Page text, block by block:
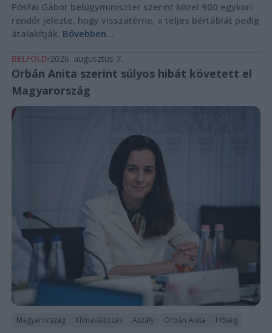
Pósfai Gábor belügyminiszter szerint közel 900 egykori
rendőr jelezte, hogy visszatérne, a teljes bértáblát pedig
átalakítják. Bővebben...
BELFÖLD 2026. augusztus 7.
Orbán Anita szerint súlyos hibát követett el
Magyarország
Magyarország Klímaváltozás Aszály Orbán Anita Hőség